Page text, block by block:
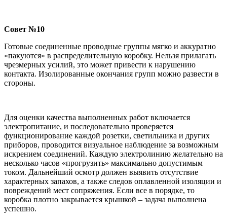
Совет №10
Готовые соединенные проводные группы мягко и аккуратно
«пакуются» в распределительную коробку. Нельзя прилагать
чрезмерных усилий, это может привести к нарушению
контакта. Изолированные окончания групп можно развести в
стороны.
Для оценки качества выполненных работ включается
электропитание, и последовательно проверяется
функционирование каждой розетки, светильника и других
приборов, проводится визуальное наблюдение за возможным
искрением соединений. Каждую электролинию желательно на
несколько часов «прогрузить» максимально допустимым
током. Дальнейший осмотр должен выявить отсутствие
характерных запахов, а также следов оплавленной изоляции и
повреждений мест сопряжения. Если все в порядке, то
коробка плотно закрывается крышкой – задача выполнена
успешно.